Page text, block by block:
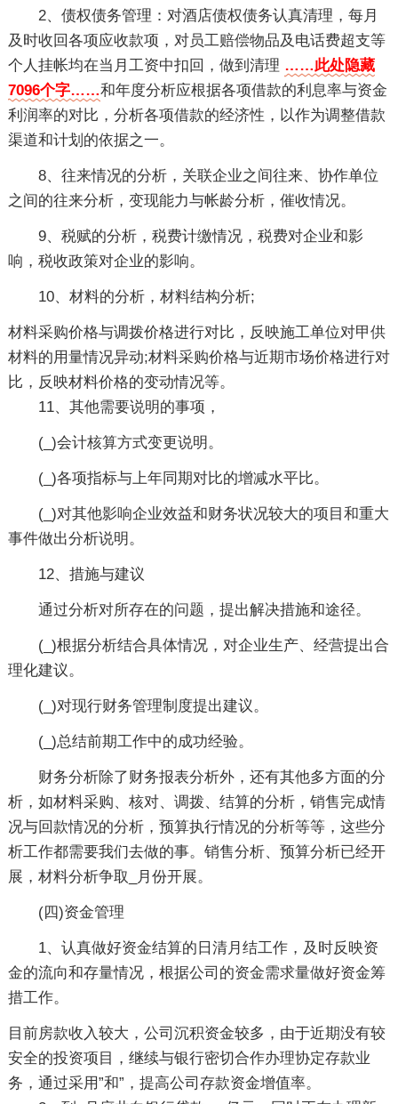
2、债权债务管理：对酒店债权债务认真清理，每月
及时收回各项应收款项，对员工赔偿物品及电话费超支等
个人挂帐均在当月工资中扣回，做到清理 ……此处隐藏
7096个字……和年度分析应根据各项借款的利息率与资金
利润率的对比，分析各项借款的经济性，以作为调整借款
渠道和计划的依据之一。
8、往来情况的分析，关联企业之间往来、协作单位
之间的往来分析，变现能力与帐龄分析，催收情况。
9、税赋的分析，税费计缴情况，税费对企业和影
响，税收政策对企业的影响。
10、材料的分析，材料结构分析;
材料采购价格与调拨价格进行对比，反映施工单位对甲供
材料的用量情况异动;材料采购价格与近期市场价格进行对
比，反映材料价格的变动情况等。
11、其他需要说明的事项，
(_)会计核算方式变更说明。
(_)各项指标与上年同期对比的增减水平比。
(_)对其他影响企业效益和财务状况较大的项目和重大
事件做出分析说明。
12、措施与建议
通过分析对所存在的问题，提出解决措施和途径。
(_)根据分析结合具体情况，对企业生产、经营提出合
理化建议。
(_)对现行财务管理制度提出建议。
(_)总结前期工作中的成功经验。
财务分析除了财务报表分析外，还有其他多方面的分
析，如材料采购、核对、调拨、结算的分析，销售完成情
况与回款情况的分析，预算执行情况的分析等等，这些分
析工作都需要我们去做的事。销售分析、预算分析已经开
展，材料分析争取_月份开展。
(四)资金管理
1、认真做好资金结算的日清月结工作，及时反映资
金的流向和存量情况，根据公司的资金需求量做好资金筹
措工作。
目前房款收入较大，公司沉积资金较多，由于近期没有较
安全的投资项目，继续与银行密切合作办理协定存款业
务，通过采用”和”，提高公司存款资金增值率。